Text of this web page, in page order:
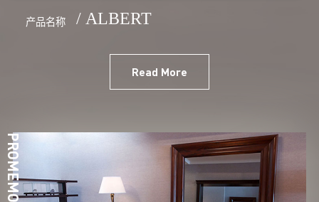
产品名称 / ALBERT
Read More
PROMEMORIA